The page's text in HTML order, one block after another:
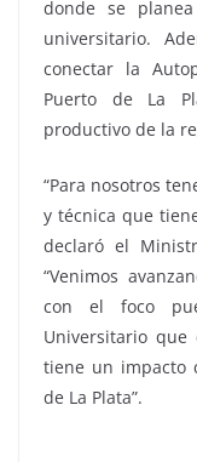
donde se
universitario.
conectar la
Puerto de La
productivo de la
“Para nosotros
y técnica que
declaró el
“Venimos
con el foco
Universitario
tiene un impacto
de La Plata”.